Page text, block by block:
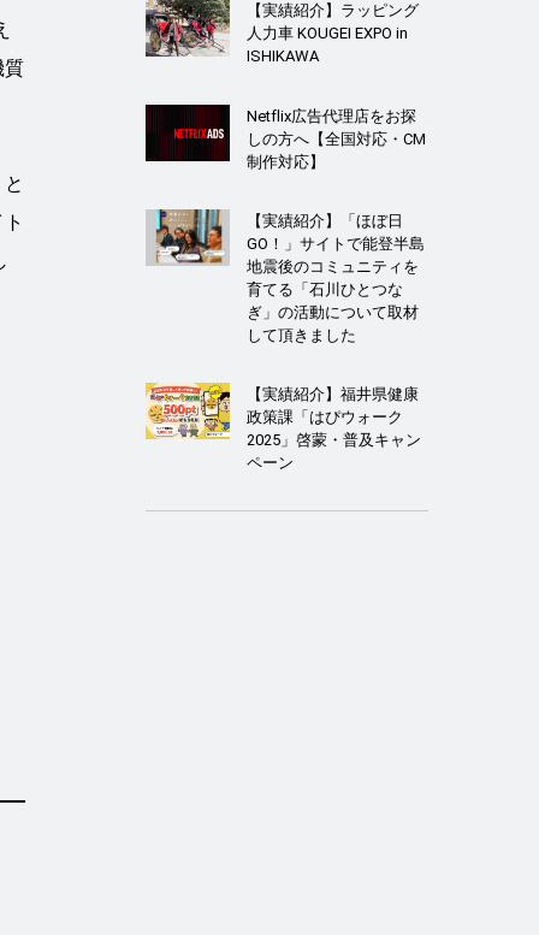
質
【実績紹介】ラッピング
人力車 KOUGEI EXPO in
ISHIKAWA
Netflix広告代理店をお探
しの方へ【全国対応・CM
制作対応】
【実績紹介】「ほぼ日
GO！」サイトで能登半島
地震後のコミュニティを
育てる「石川ひとつな
ぎ」の活動について取材
して頂きました
【実績紹介】福井県健康
政策課「はぴウォーク
2025」啓蒙・普及キャン
ペーン